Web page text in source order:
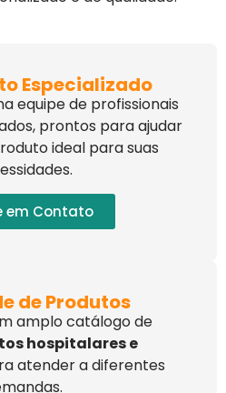
Especializado
equipe de profissionais
prontos para ajudar
ideal para suas
em Contato
de Produtos
amplo catálogo de
hospitalares e
atender a diferentes